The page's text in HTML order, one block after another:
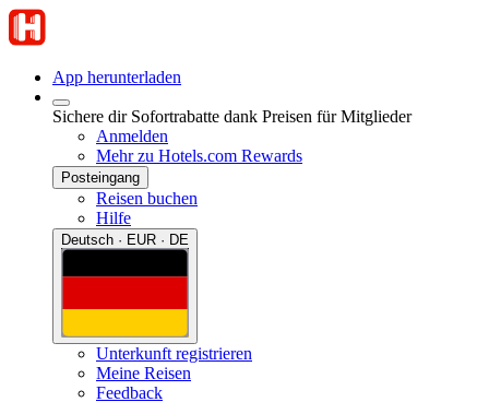
App herunterladen
Sichere dir Sofortrabatte dank Preisen für Mitglieder
Anmelden
Mehr zu Hotels.com Rewards
Posteingang
Reisen buchen
Hilfe
Deutsch · EUR · DE
Unterkunft registrieren
Meine Reisen
Feedback